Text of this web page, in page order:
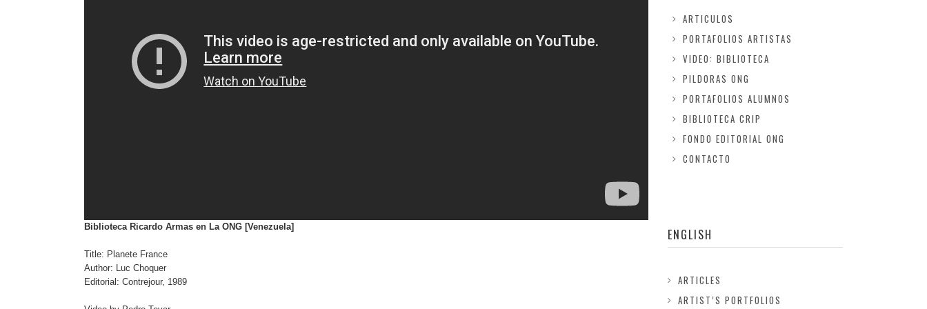
Biblioteca Ricardo Armas en La ONG [Venezuela]
Title: Planete France
Author: Luc Choquer
Editorial: Contrejour, 1989
ARTICULOS
PORTAFOLIOS ARTISTAS
VIDEO: BIBLIOTECA
PILDORAS ONG
PORTAFOLIOS ALUMNOS
BIBLIOTECA CRIP
FONDO EDITORIAL ONG
CONTACTO
ENGLISH
ARTICLES
ARTIST’S PORTFOLIOS